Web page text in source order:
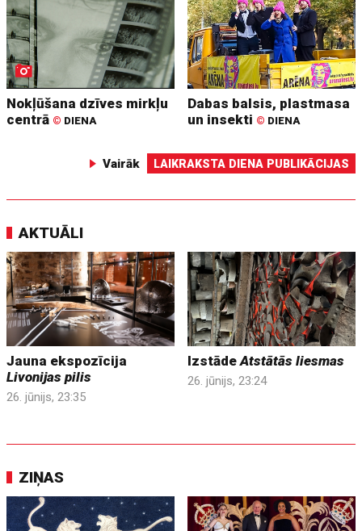
Nokļūšana dzīves mirkļu
centrā © DIENA
Dabas balsis, plastmasa
un insekti © DIENA
Vairāk LAIKRAKSTA DIENA PUBLIKĀCIJAS
AKTUĀLI
Jauna ekspozīcija
Livonijas pilis
26. jūnijs, 23:35
IzstādeAtstātās liesmas
26. jūnijs, 23:24
ZIŅAS